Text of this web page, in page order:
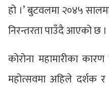
हो ।’ बुटवलमा २०४५
निरन्तरता पाउँदै आएको छ ।
कोरोना महामारीका
महोत्सवमा अहिले दर्शक